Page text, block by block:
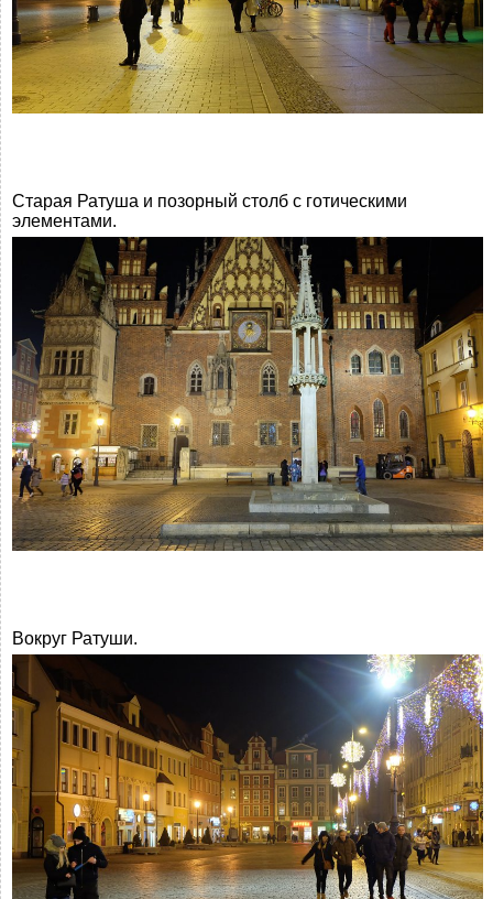
Старая Ратуша и позорный столб с готическими
элементами.
Вокруг Ратуши.